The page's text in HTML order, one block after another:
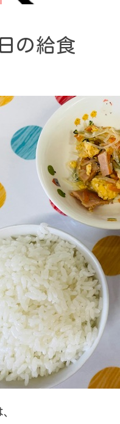
の給食